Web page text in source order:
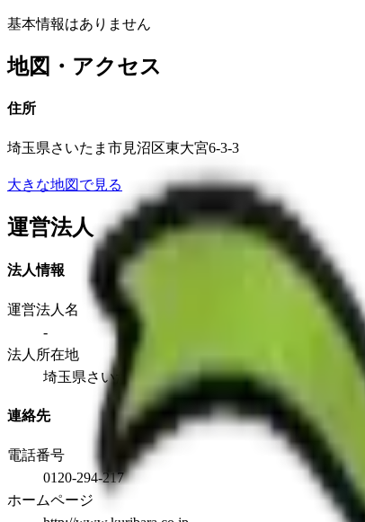
基本情報はありません
地図・アクセス
住所
埼玉県さいたま市見沼区東大宮6-3-3
大きな地図で見る
運営法人
法人情報
運営法人名
-
法人所在地
埼玉県さいたま市見沼区東大宮6-3-3
連絡先
電話番号
0120-294-217
ホームページ